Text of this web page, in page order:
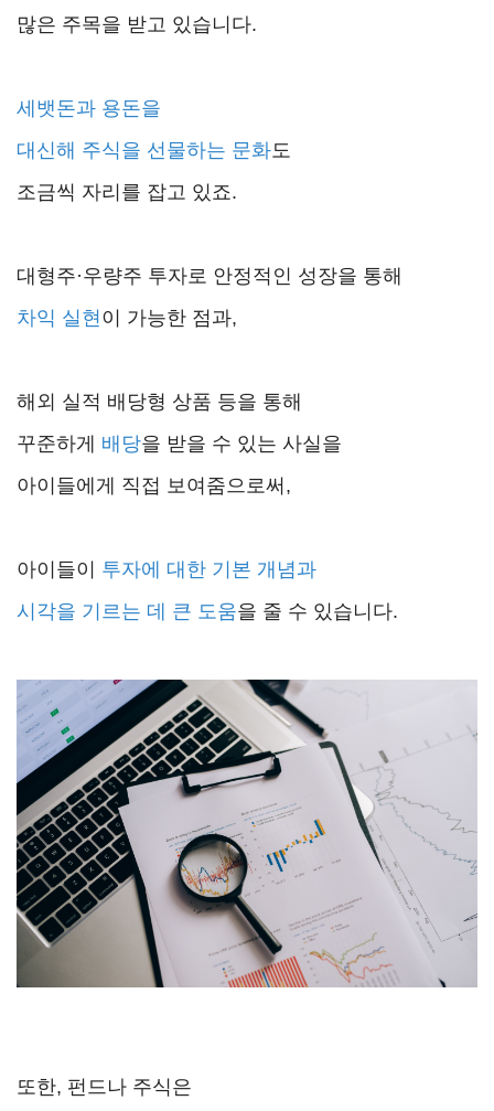
많은 주목을 받고 있습니다.
세뱃돈과 용돈을
대신해 주식을 선물하는 문화도
조금씩 자리를 잡고 있죠.
대형주·우량주 투자로 안정적인 성장을 통해
차익 실현 이 가능한 점과,
해외 실적 배당형 상품 등을 통해
꾸준하게 배당을 받을 수 있는 사실을
아이들에게 직접 보여줌으로써,
아이들이 투자에 대한 기본 개념과
시각을 기르는 데 큰 도움을 줄 수 있습니다.
또한, 펀드나 주식은